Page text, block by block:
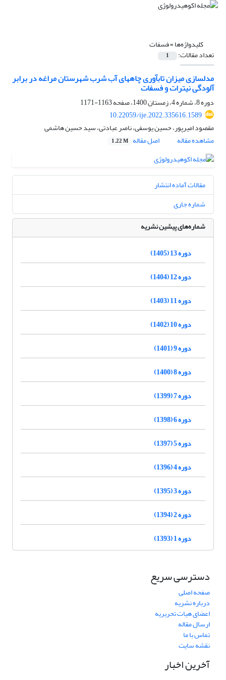
کلیدواژه‌ها =فسفات
تعداد مقالات: 1
مدل‏سازی میزان تاب‏آوری چاه‏های آب شرب شهرستان مراغه در برابر
آلودگی نیترات و فسفات
دوره 8، شماره 4، زمستان 1400، صفحه
1163-1171
10.22059/ije.2022.335616.1589
مقصود امیرپور، حسین یوسفی، ناصر عبادتی، سید حسین هاشمی
مشاهده مقاله
اصل مقاله 1.22 M
مقالات آماده انتشار
شماره جاری
شماره‌های پیشین نشریه
دوره 13 (1405)
دوره 12 (1404)
دوره 11 (1403)
دوره 10 (1402)
دوره 9 (1401)
دوره 8 (1400)
دوره 7 (1399)
دوره 6 (1398)
دوره 5 (1397)
دوره 4 (1396)
دوره 3 (1395)
دوره 2 (1394)
دوره 1 (1393)
دسترسی سریع
صفحه اصلی
درباره نشریه
اعضای هیات تحریریه
ارسال مقاله
تماس با ما
نقشه سایت
آخرین اخبار